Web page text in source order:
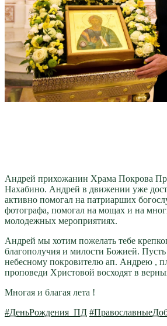
Андрей прихожанин Храма Покрова
Нахабино. Андрей в движении уже
активно помогал на патриарших
фотографа, помогал на мощах и на
молодежных мероприятиях.
Андрей мы хотим пожелать тебе
благополучия и милости Божией.
небесному покровителю ап. Андрею ,
проповеди Христовой восходят в
Многая и благая лета !
#ДеньРождения_ПД